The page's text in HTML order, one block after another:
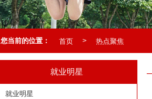
您当前的位置： 首页 > 热点聚焦
就业明星
就业明星